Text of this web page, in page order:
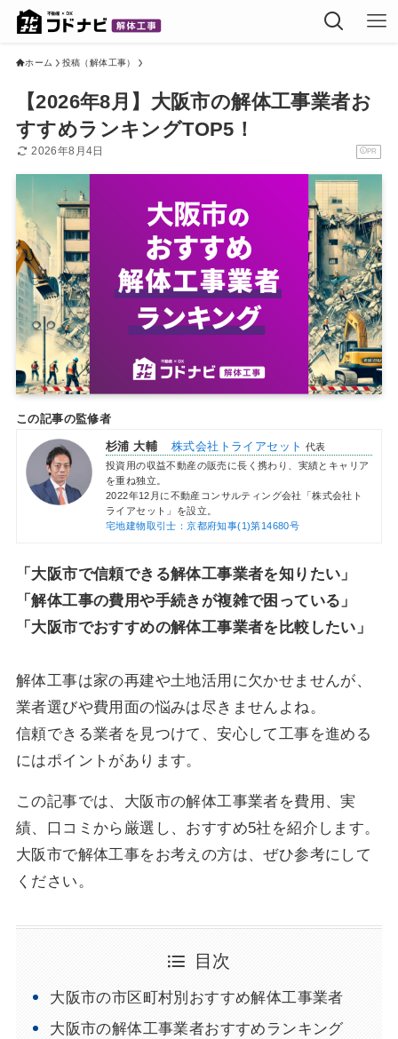
ホーム 投稿（解体工事）
【2026年8月】大阪市の解体工事業者お
すすめランキングTOP5！
PR
2026年8月4日
この記事の監修者
杉浦 大輔 株式会社トライアセット 代表
投資用の収益不動産の販売に長く携わり、実績とキャリア
を重ね独立。
2022年12月に不動産コンサルティング会社「株式会社ト
ライアセット」を設立。
宅地建物取引士：京都府知事(1)第14680号
「大阪市で信頼できる解体工事業者を知りたい」
「解体工事の費用や手続きが複雑で困っている」
「 大阪市でおすすめの解体工事業者を比較したい」
解体工事は家の再建や土地活用に欠かせませんが、
業者選びや費用面の悩みは尽きませんよね。
信頼できる業者を見つけて、安心して工事を進める
にはポイントがあります。
この記事では、大阪市の解体工事業者を費用、実
績、口コミから厳選し、おすすめ5社を紹介します。
大阪市で解体工事をお考えの方は、ぜひ参考にして
ください。
目次
大阪市の市区町村別おすすめ解体工事業者
大阪市の解体工事業者おすすめランキング